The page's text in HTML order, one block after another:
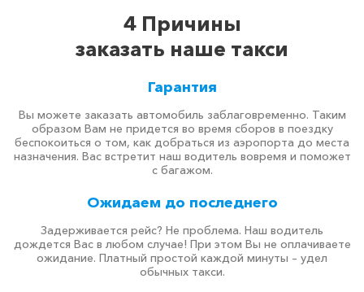
4 Причины
заказать наше такси
Гарантия
Вы можете заказать автомобиль заблаговременно. Таким
образом Вам не придется во время сборов в поездку
беспокоиться о том, как добраться из аэропорта до места
назначения. Вас встретит наш водитель вовремя и поможет
с багажом.
Ожидаем до последнего
Задерживается рейс? Не проблема. Наш водитель
дождется Вас в любом случае! При этом Вы не оплачиваете
ожидание. Платный простой каждой минуты – удел
обычных такси.